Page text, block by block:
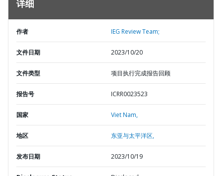
详细
作者 IEG Review Team;
文件日期 2023/10/20
文件类型 项目执行完成报告回顾
报告号 ICRR0023523
国家 Viet Nam,
地区 东亚与太平洋区,
发布日期 2023/10/19